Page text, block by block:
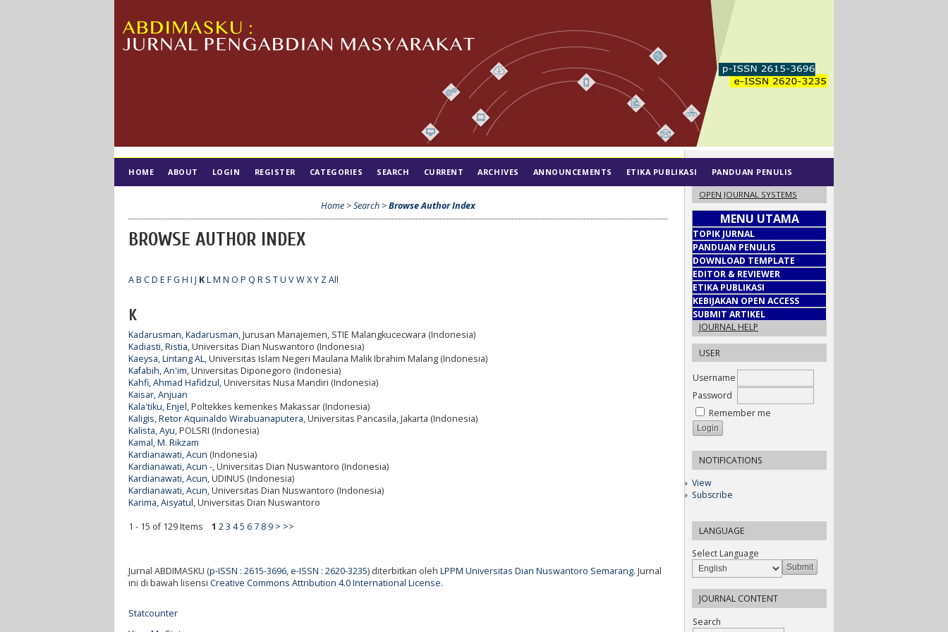
OPEN JOURNAL SYSTEMS
MENU UTAMA
TOPIK JURNAL
PANDUAN PENULIS
DOWNLOAD TEMPLATE
EDITOR & REVIEWER
ETIKA PUBLIKASI
KEBIJAKAN OPEN ACCESS
SUBMIT ARTIKEL
JOURNAL HELP
USER
Username
Password
Remember me
NOTIFICATIONS
View
Subscribe
LANGUAGE
Select Language
JOURNAL CONTENT
Search
HOME ABOUT LOGIN REGISTER CATEGORIES SEARCH CURRENT ARCHIVES ANNOUNCEMENTS ETIKA PUBLIKASI PANDUAN PENULIS
Home >Search >Browse Author Index
BROWSE AUTHOR INDEX
AB CD E FG H I J KLM N O P Q R S TU VWXY ZAll
K
Kadarusman, Kadarusman, Jurusan Manajemen, STIE Malangkucecwara (Indonesia)
Kadiasti, Ristia, Universitas Dian Nuswantoro (Indonesia)
Kaeysa, Lintang AL, Universitas Islam Negeri Maulana Malik Ibrahim Malang (Indonesia)
Kafabih, An'im, Universitas Diponegoro (Indonesia)
Kahfi, Ahmad Hafidzul, Universitas Nusa Mandiri (Indonesia)
Kaisar, Anjuan
Kala'tiku, Enjel, Poltekkes kemenkes Makassar (Indonesia)
Kaligis, Retor Aquinaldo Wirabuanaputera, Universitas Pancasila, Jakarta (Indonesia)
Kalista, Ayu, POLSRI (Indonesia)
Kamal, M. Rikzam
Kardianawati, Acun (Indonesia)
Kardianawati, Acun -, Universitas Dian Nuswantoro (Indonesia)
Kardianawati, Acun, UDINUS (Indonesia)
Kardianawati, Acun, Universitas Dian Nuswantoro (Indonesia)
Karima, Aisyatul, Universitas Dian Nuswantoro
1 - 15 of 129 Items 1 23 45 6 7 8 9 > >>
Jurnal ABDIMASKU (p-ISSN : 2615-3696,e-ISSN : 2620-3235) diterbitkan oleh LPPM Universitas Dian Nuswantoro Semarang. Jurnal
ini di bawah lisensi Creative Commons Attribution 4.0 International License.
Statcounter